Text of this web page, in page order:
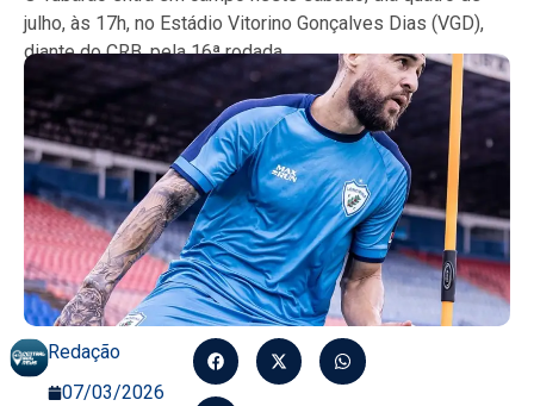
julho, às 17h, no Estádio Vitorino Gonçalves Dias (VGD),
diante do CRB, pela 16ª rodada...
Redação
07/03/2026